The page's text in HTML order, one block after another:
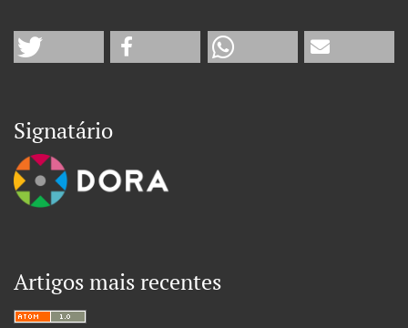
Signatário
Artigos mais recentes